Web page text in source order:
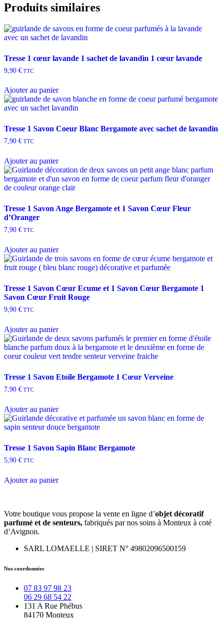
Produits similaires
Tresse 1 cœur lavande 1 sachet de lavandin 1 cœur lavande
9,90 € TTC
Ajouter au panier
Tresse 1 Savon Coeur Blanc Bergamote avec sachet de lavandin
7,90 € TTC
Ajouter au panier
Tresse 1 Savon Ange Bergamote et 1 Savon Cœur Fleur
d’Oranger
7,90 € TTC
Ajouter au panier
Tresse 1 Savon Cœur Ecume et 1 Savon Cœur Bergamote 1
Savon Cœur Fruit Rouge
9,90 € TTC
Ajouter au panier
Tresse 1 Savon Etoile Bergamote 1 Cœur Verveine
7,90 € TTC
Ajouter au panier
Tresse 1 Savon Sapin Blanc Bergamote
5,90 € TTC
Ajouter au panier
Votre boutique vous propose la vente en ligne d’objet décoratif
parfumé et de senteurs, fabriqués par nos soins à Monteux à coté
d’Avignon.
SARL LOMAELLE | SIRET N° 49802096500159
Nos coordonnées
07 83 97 98 23
06 29 68 54 22
131 A Rue Phébus
84170 Monteux